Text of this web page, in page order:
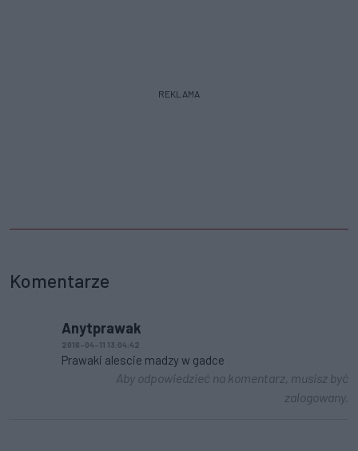
REKLAMA
Komentarze
Anytprawak
2016-04-11 13:04:42
Prawaki alescie madzy w gadce
Aby odpowiedzieć na komentarz, musisz być
zalogowany.